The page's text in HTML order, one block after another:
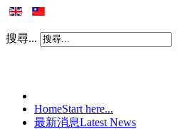
搜尋...
HomeStart here...
最新消息Latest News